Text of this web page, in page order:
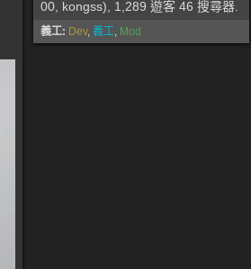
00 kongss), 1,289 遊客 46 搜尋器.
義工: Dev, 義工, Mod